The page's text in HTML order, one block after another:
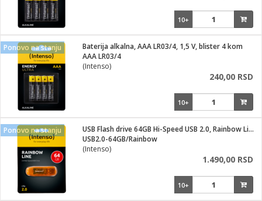
Vitrine 10+
Ponovo na stanju
Baterija alkalna, AAA LR03/4, 1,5 V, blister 4 kom
AAA LR03/4
(Intenso)
240,00 RSD
10+
Ponovo na stanju
USB Flash drive 64GB Hi-Speed USB 2.0, Rainbow Line, ORANGE
USB2.0-64GB/Rainbow
(Intenso)
1.490,00 RSD
10+